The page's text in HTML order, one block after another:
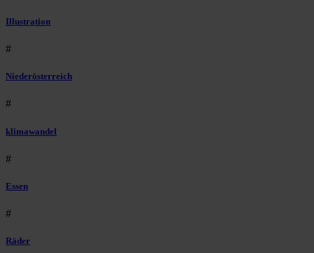
Illustration
#
Niederösterreich
#
klimawandel
#
Essen
#
Räder